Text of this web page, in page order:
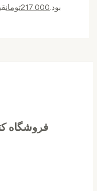
217.000تومانقیمت فعلی
فروشگاه